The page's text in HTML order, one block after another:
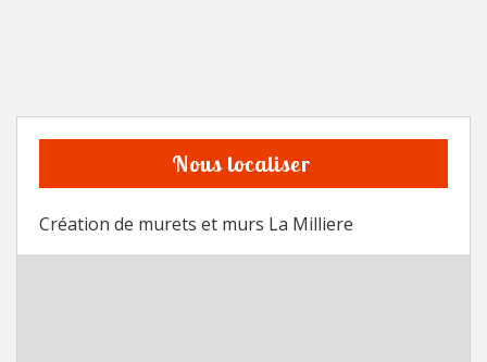
Nous localiser
Création de murets et murs La Milliere